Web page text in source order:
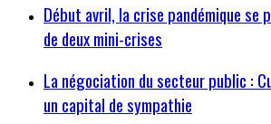
Début avril, la crise pandémique se
de deux mini-crises
La négociation du secteur public :
un capital de sympathie